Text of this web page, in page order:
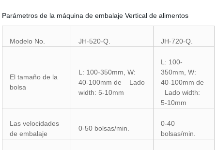
Parámetros de la máquina de embalaje Vertical de alimentos
Modelo No. JH-520-Q. JH-720-Q.
El tamaño de la
bolsa
L: 100-350mm, W:
40-100mm de Lado
width: 5-10mm
L: 100-
350mm, W:
40-100mm de
Lado width:
5-10mm
Las velocidades
de embalaje
0-50 bolsas/min.
0-40
bolsas/min.